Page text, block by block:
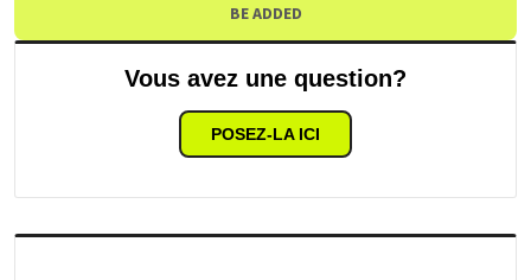
BE ADDED
Vous avez une question?
POSEZ-LA ICI